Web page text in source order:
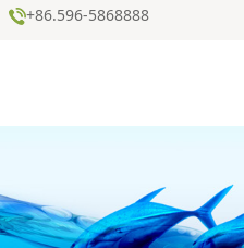
+86.596-5868888